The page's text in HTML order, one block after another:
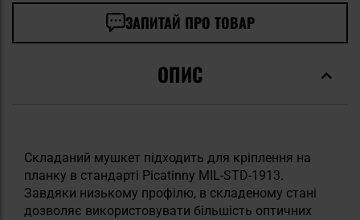
ЗАПИТАЙ ПРО ТОВАР
ОПИС
Складаний мушкет підходить для кріплення на
планку в стандарті Picatinny MIL-STD-1913.
Завдяки низькому профілю, в складеному стані
дозволяє використовувати більшість оптичних